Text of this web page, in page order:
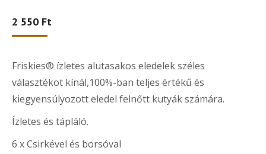
2 550 Ft
Friskies® ízletes alutasakos eledelek széles
választékot kínál,100%-ban teljes értékű és
kiegyensúlyozott eledel felnőtt kutyák számára.
Ízletes és tápláló.
6 x Csirkével és borsóval